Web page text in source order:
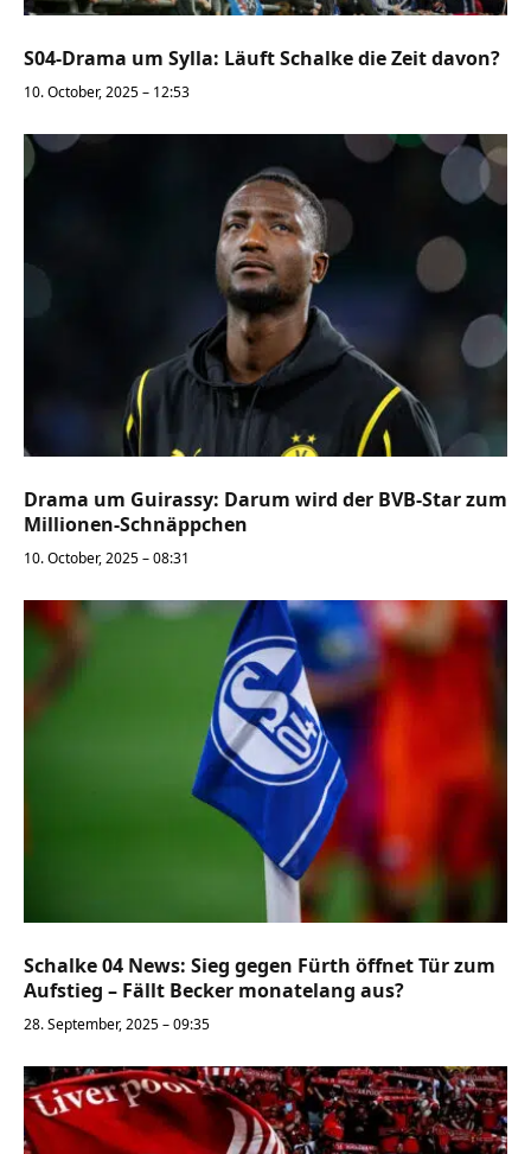
S04-Drama um Sylla: Läuft Schalke die Zeit davon?
10. October, 2025 – 12:53
Drama um Guirassy: Darum wird der BVB-Star zum
Millionen-Schnäppchen
10. October, 2025 – 08:31
Schalke 04 News: Sieg gegen Fürth öffnet Tür zum
Aufstieg – Fällt Becker monatelang aus?
28. September, 2025 – 09:35